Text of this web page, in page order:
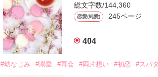
総文字数/144,360
恋愛(純愛) 245ページ
404
#幼なじみ #溺愛 #再会 #両片想い #初恋 #スパ